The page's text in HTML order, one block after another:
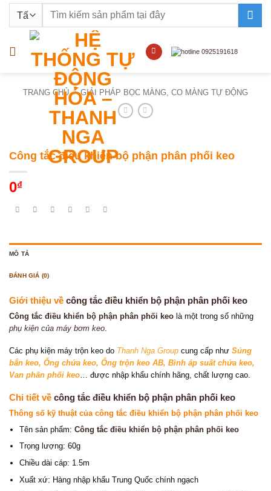
nội
Tìm
TRANG CHỦ / GIẢI PHÁP BỌC MÀNG, CO MÀNG TỰ ĐỘNG
Công tắc điều khiển bộ phận phân phối keo
0₫
MÔ TẢ
ĐÁNH GIÁ (0)
Giới thiệu về công tắc điều khiển bộ phận phân phối keo
Công tắc điều khiển bộ phận phân phối keo là một trong số những
phụ kiện của máy bơm keo.
Các phụ kiện máy trộn keo do Thanh Nga Group cung cấp như Súng
bắn keo, Ống chứa keo, Ống trộn keo AB, Bình áp suất chứa keo,
Van phân phối keo … được nhập khẩu chính hãng, chất lượng cao.
Chi tiết về công tắc điều khiển bộ phận phân phối keo
Thông số kỹ thuật của công tắc điều khiển bộ phận phân phối keo
Tên sản phẩm: Công tắc điều khiển bộ phận phân phối keo
Trọng lượng: 60g
Chiều dài cáp: 1.5m
Xuất xứ: Hàng nhập khẩu Trung Quốc chính ngạch